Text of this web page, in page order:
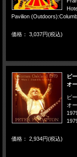
Pavilion
価格： 3,037円(税込)
ピ
オ
ピ
オ
価格： 2,934円(税込)